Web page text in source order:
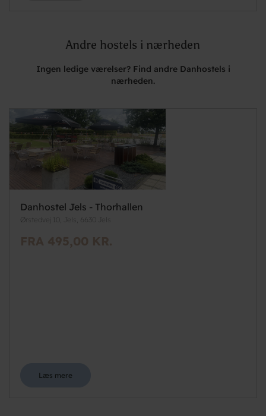
Andre hostels i nærheden
Ingen ledige værelser? Find andre Danhostels i
nærheden.
Danhostel Jels - Thorhallen
Ørstedvej 10, Jels, 6630 Jels
FRA 495,00 KR.
Læs mere